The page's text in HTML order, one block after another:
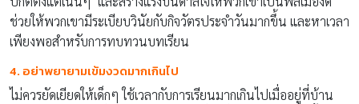
ช่วยให้พวกเขามีระเบียบวินัยกับกิจวัตรประจำวันมากขึ้น และหาเวลา
เพียงพอสำหรับการทบทวนบทเรียน
4. อย่าพยายามเข้มงวดมากเกินไป
ไม่ควรยัดเยียดให้เด็กๆ ใช้เวลากับการเรียนมากเกินไปเมื่ออยู่ที่บ้าน